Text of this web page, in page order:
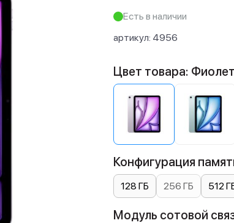
Есть в наличии
артикул: 4956
Цвет товара:
Конфигурация
128 ГБ 256 ГБ 512
Модуль сотовой